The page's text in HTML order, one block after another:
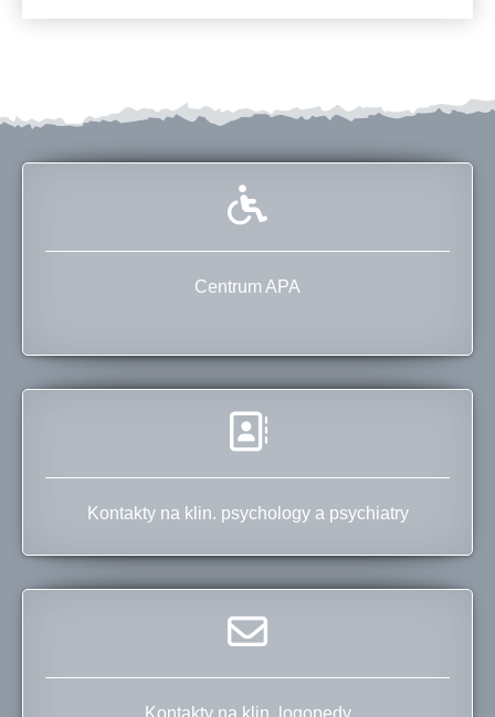
Centrum APA
Kontakty na klin. psychology a psychiatry